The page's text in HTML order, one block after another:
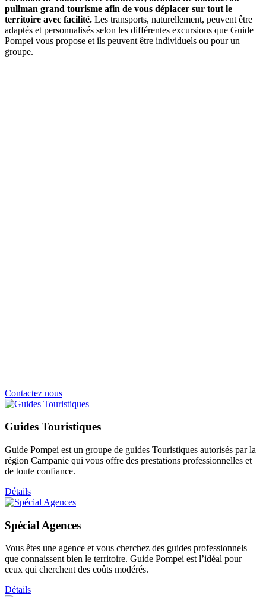
pullman grand tourisme afin de vous déplacer sur tout le
territoire avec facilité. Les transports, naturellement, peuvent être
adaptés et personnalisés selon les différentes excursions que Guide
Pompei vous propose et ils peuvent être individuels ou pour un
groupe.
Contactez nous
Guides Touristiques
Guide Pompei est un groupe de guides Touristiques autorisés par la
région Campanie qui vous offre des prestations professionnelles et
de toute confiance.
Détails
Spécial Agences
Vous êtes une agence et vous cherchez des guides professionnels
que connaissent bien le territoire. Guide Pompei est l’idéal pour
ceux qui cherchent des coûts modérés.
Détails